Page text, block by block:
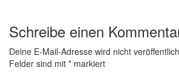
Schreibe einen
Deine E-Mail-Adresse wird nicht
Felder sind mit * markiert